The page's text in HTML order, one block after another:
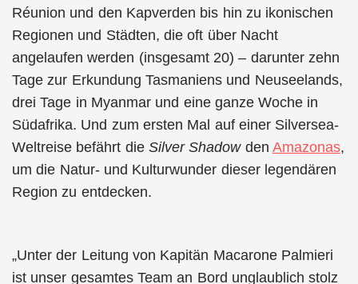
Réunion und den Kapverden bis hin zu ikonischen
Regionen und Städten, die oft über Nacht
angelaufen werden (insgesamt 20) – darunter zehn
Tage zur Erkundung Tasmaniens und Neuseelands,
drei Tage in Myanmar und eine ganze Woche in
Südafrika. Und zum ersten Mal auf einer Silversea-
Weltreise befährt die Silver Shadowden Amazonas,
um die Natur- und Kulturwunder dieser legendären
Region zu entdecken.
„Unter der Leitung von Kapitän Macarone Palmieri
ist unser gesamtes Team an Bord unglaublich stolz